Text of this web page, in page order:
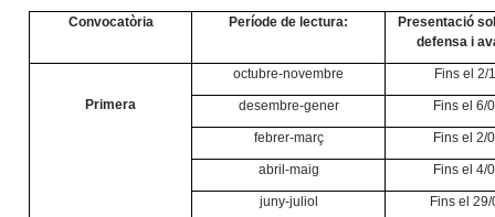
Convocatòria Període de lectura:
Presentació
defensa i
Primera
octubre-novembre Fins el 2/
desembre-gener Fins el 6/
febrer-març Fins el 2/
abril-maig Fins el 4/
juny-juliol Fins el